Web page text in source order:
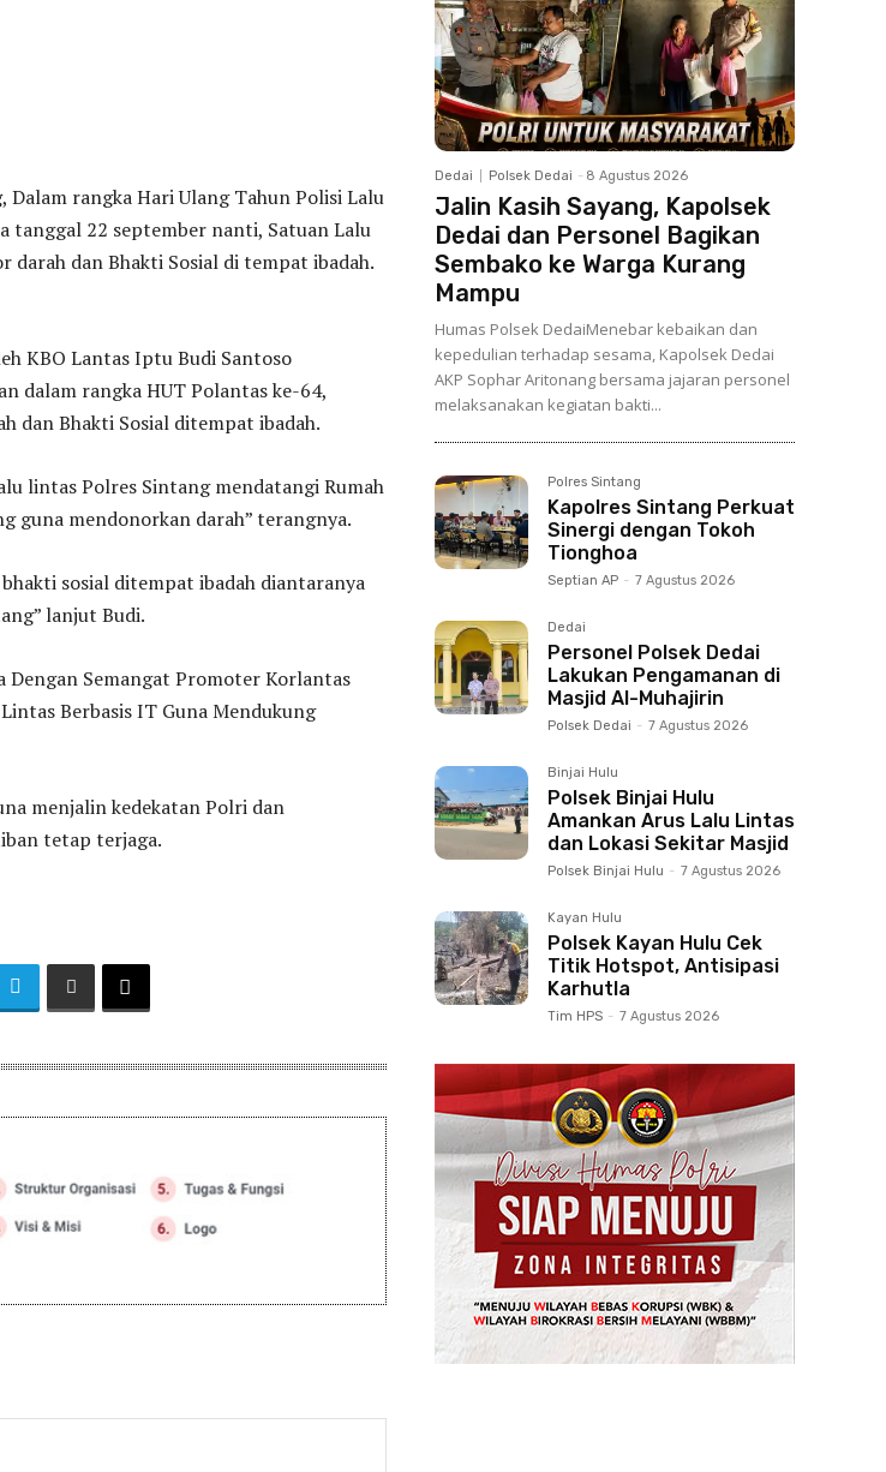
, Dalam rangka Hari Ulang Tahun Polisi Lalu
tanggal 22 september nanti, Satuan Lalu
darah dan Bhakti Sosial di tempat ibadah.
KBO Lantas Iptu Budi Santoso
dalam rangka HUT Polantas ke-64,
dan Bhakti Sosial ditempat ibadah.
lintas Polres Sintang mendatangi Rumah
guna mendonorkan darah” terangnya.
sosial ditempat ibadah diantaranya
lanjut Budi.
Semangat Promoter Korlantas
Berbasis IT Guna Mendukung
menjalin kedekatan Polri dan
tetap terjaga.
Dedai Polsek Dedai - 8 Agustus 2026
Jalin Kasih Sayang, Kapolsek
Dedai dan Personel Bagikan
Sembako ke Warga Kurang
Mampu
Humas Polsek DedaiMenebar kebaikan dan
kepedulian terhadap sesama, Kapolsek Dedai
AKP Sophar Aritonang bersama jajaran personel
melaksanakan kegiatan bakti...
Polres Sintang
Kapolres Sintang Perkuat
Sinergi dengan Tokoh
Tionghoa
Septian AP - 7 Agustus 2026
Dedai
Personel Polsek Dedai
Lakukan Pengamanan di
Masjid Al-Muhajirin
Polsek Dedai - 7 Agustus 2026
Binjai Hulu
Polsek Binjai Hulu
Amankan Arus Lalu Lintas
dan Lokasi Sekitar Masjid
Polsek Binjai Hulu - 7 Agustus 2026
Kayan Hulu
Polsek Kayan Hulu Cek
Titik Hotspot, Antisipasi
Karhutla
Tim HPS - 7 Agustus 2026